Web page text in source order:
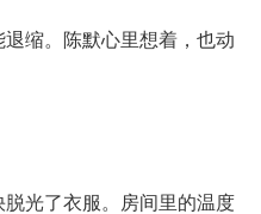
缩。陈默心里想着，也动
光了衣服。房间里的温度